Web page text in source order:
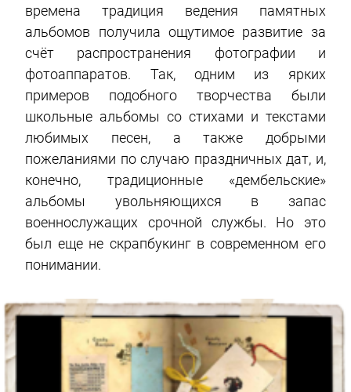
времена традиция ведения памятных
альбомов получила ощутимое развитие за
счёт распространения фотографии и
фотоаппаратов. Так, одним из ярких
примеров подобного творчества были
школьные альбомы со стихами и текстами
любимых песен, а также добрыми
пожеланиями по случаю праздничных дат, и,
конечно, традиционные «дембельские»
альбомы увольняющихся в запас
военнослужащих срочной службы. Но это
был еще не скрапбукинг в современном его
понимании.